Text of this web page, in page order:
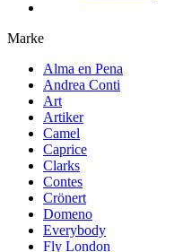
Marke
Alma en Pena
Andrea Conti
Art
Artiker
Camel
Caprice
Clarks
Contes
Crönert
Domeno
Everybody
Fly London